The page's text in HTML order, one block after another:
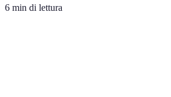
6 min di lettura